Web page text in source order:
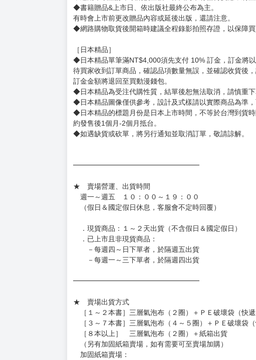
◆書籍贈品&上市日、依出版社最終公布為主。
有時會上市前更改贈品內容或延後出版，還請注意。
◆網路購物取貨後開箱時建議全程錄影拍照存證，以保障買
［日本精品］
◆日本精品單筆滿NT$4,000須先支付 10% 訂金，訂金將以
待買家收到訂單商品，確認品項數量無誤，並確認收貨後
訂金金額將退回至買動漫錢包。
◆日本精品為受注代購性質，結單後恕無法取消，請慎重下
◆日本精品圖像僅供參考，設計及式樣請以實際商品為準，
◆日本精品的標題月份是日本上市時間，不等於台灣到貨
約發售後1個月-2個月抵台。
◆如遇缺貨或砍單，將另行通知並取消訂單，敬請諒解。
━━━━━━━━━━━━━━━━━━
★ 賣場營運、出貨時間
週一～週五 １０：００～１９：００
（假日＆國定假日休息，客服會不定時回覆）
．現貨商品：１～２天出貨（不含假日＆國定假日）
．已上市且非現貨商品：
－每週四～日下單者，於隔週五出貨
－每週一～三下單者，於隔週四出貨
━━━━━━━━━━━━━━━━━━
★ 賣場出貨方式
［１～２本書］三層氣泡布（２圈）＋ＰＥ破壞袋（快遞
［３～７本書］三層氣泡布（４～５圈）＋ＰＥ破壞袋（
［８本以上］ 三層氣泡布（２圈）＋紙箱出貨
（另有加固紙箱賣場，如有需要可至賣場加購）
加固紙箱賣場：